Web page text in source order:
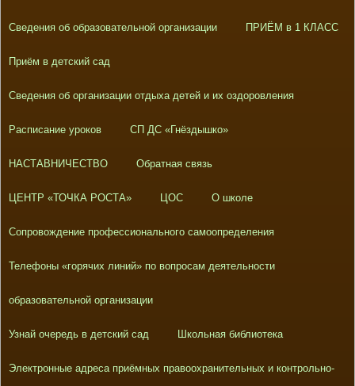
Сведения об образовательной организации ПРИЁМ в 1 КЛАСС
Приём в детский сад
Сведения об организации отдыха детей и их оздоровления
Расписание уроков СП ДС «Гнёздышко»
НАСТАВНИЧЕСТВО Обратная связь
ЦЕНТР «ТОЧКА РОСТА» ЦОС О школе
Сопровождение профессионального самоопределения
Телефоны «горячих линий» по вопросам деятельности
образовательной организации
Узнай очередь в детский сад Школьная библиотека
Электронные адреса приёмных правоохранительных и контрольно-